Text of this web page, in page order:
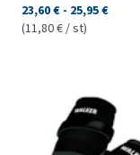
23,60 € - 25,95 €
(11,80 € / st)